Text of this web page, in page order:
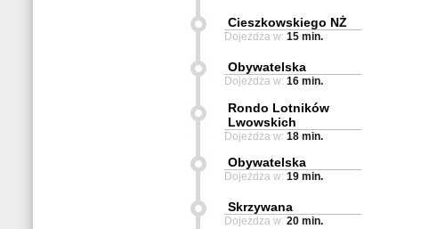
Cieszkowskiego NŻ
Dojeżdża w: 15 min.
Obywatelska
Dojeżdża w: 16 min.
Rondo Lotników
Lwowskich
Dojeżdża w: 18 min.
Obywatelska
Dojeżdża w: 19 min.
Skrzywana
Dojeżdża w: 20 min.